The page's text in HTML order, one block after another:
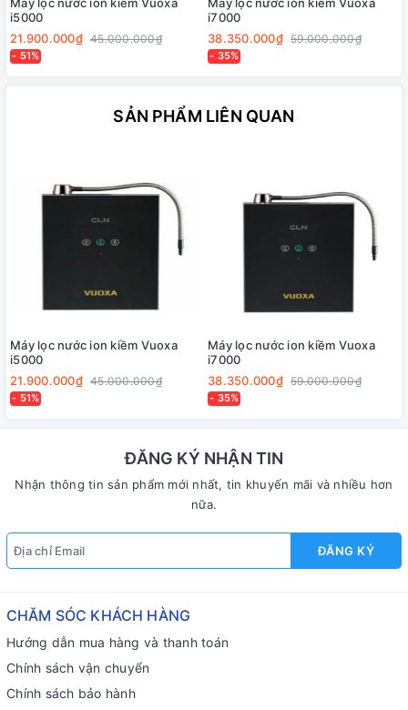
i5000
21.900.000₫ 45.000.000₫
- 51%
i7000
38.350.000₫ 59.000.000₫
- 35%
SẢN PHẨM LIÊN QUAN
Máy lọc nước ion kiềm Vuoxa
i5000
21.900.000₫ 45.000.000₫
- 51%
Máy lọc nước ion kiềm Vuoxa
i7000
38.350.000₫ 59.000.000₫
- 35%
ĐĂNG KÝ NHẬN TIN
Nhận thông tin sản phẩm mới nhất, tin khuyến mãi và nhiều hơn
nữa.
ĐĂNG KÝ
CHĂM SÓC KHÁCH HÀNG
Hướng dẫn mua hàng và thanh toán
Chính sách vận chuyển
Chính sách bảo hành